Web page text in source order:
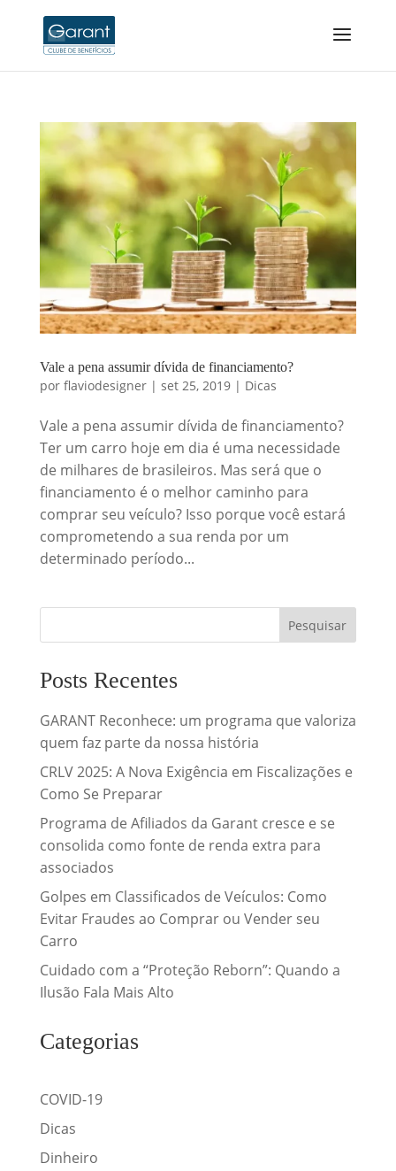
Vale a pena assumir dívida de financiamento?
por flaviodesigner| set 25, 2019| Dicas
Vale a pena assumir dívida de financiamento?
Ter um carro hoje em dia é uma necessidade
de milhares de brasileiros. Mas será que o
financiamento é o melhor caminho para
comprar seu veículo? Isso porque você estará
comprometendo a sua renda por um
determinado período...
Posts Recentes
GARANT Reconhece: um programa que valoriza
quem faz parte da nossa história
CRLV 2025: A Nova Exigência em Fiscalizações e
Como Se Preparar
Programa de Afiliados da Garant cresce e se
consolida como fonte de renda extra para
associados
Golpes em Classificados de Veículos: Como
Evitar Fraudes ao Comprar ou Vender seu
Carro
Cuidado com a “Proteção Reborn”: Quando a
Ilusão Fala Mais Alto
Categorias
COVID-19
Dicas
Dinheiro